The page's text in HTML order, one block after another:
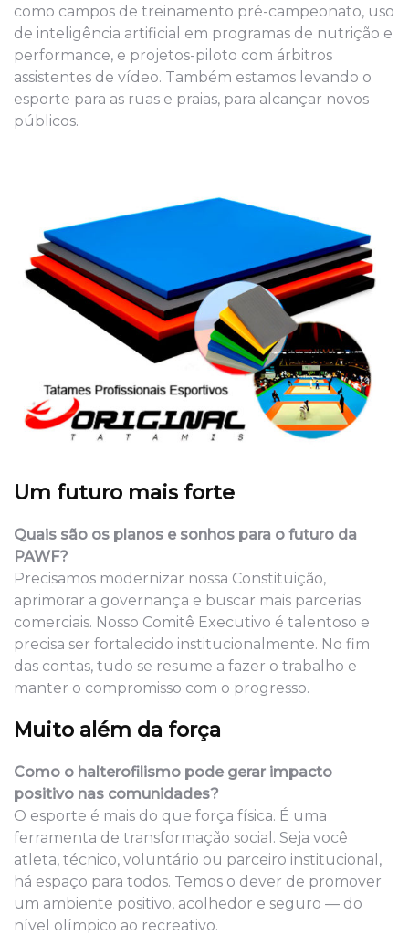
como campos de treinamento pré-campeonato, uso
de inteligência artificial em programas de nutrição e
performance, e projetos-piloto com árbitros
assistentes de vídeo. Também estamos levando o
esporte para as ruas e praias, para alcançar novos
públicos.
Um futuro mais forte
Quais são os planos e sonhos para o futuro da
PAWF?
Precisamos modernizar nossa Constituição,
aprimorar a governança e buscar mais parcerias
comerciais. Nosso Comitê Executivo é talentoso e
precisa ser fortalecido institucionalmente. No fim
das contas, tudo se resume a fazer o trabalho e
manter o compromisso com o progresso.
Muito além da força
Como o halterofilismo pode gerar impacto
positivo nas comunidades?
O esporte é mais do que força física. É uma
ferramenta de transformação social. Seja você
atleta, técnico, voluntário ou parceiro institucional,
há espaço para todos. Temos o dever de promover
um ambiente positivo, acolhedor e seguro — do
nível olímpico ao recreativo.